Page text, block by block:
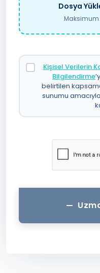
Dosya
Maksimum
Kişisel Verilerin
Bilgilendirme
belirtilen
sunumu